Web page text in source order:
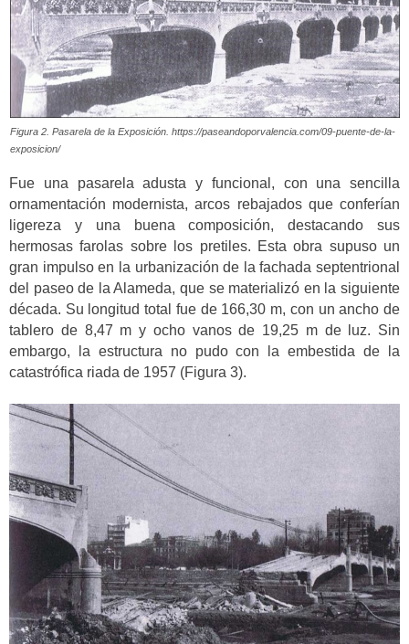
Figura 2. Pasarela de la Exposición. https://paseandoporvalencia.com/09-puente-de-la-
exposicion/
Fue una pasarela adusta y funcional, con una sencilla
ornamentación modernista, arcos rebajados que conferían
ligereza y una buena composición, destacando sus
hermosas farolas sobre los pretiles. Esta obra supuso un
gran impulso en la urbanización de la fachada septentrional
del paseo de la Alameda, que se materializó en la siguiente
década. Su longitud total fue de 166,30 m, con un ancho de
tablero de 8,47 m y ocho vanos de 19,25 m de luz. Sin
embargo, la estructura no pudo con la embestida de la
catastrófica riada de 1957 (Figura 3).